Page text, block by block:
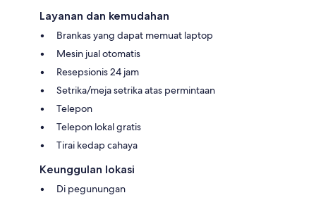
Layanan dan kemudahan
Brankas yang dapat memuat laptop
Mesin jual otomatis
Resepsionis 24 jam
Setrika/meja setrika atas permintaan
Telepon
Telepon lokal gratis
Tirai kedap cahaya
Keunggulan lokasi
Di pegunungan